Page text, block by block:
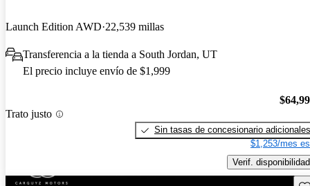
Launch Edition AWD 22,539 millas
Transferencia a la tienda a South Jordan, UT
El precio incluye envío de $1,999
Trato justo
Sin tasas de concesionario adicionales
$1,253/mes
Verif. disponibilidad